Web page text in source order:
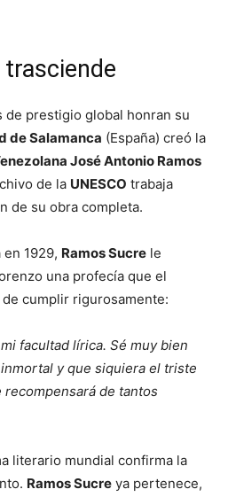
trasciende
de prestigio global honran su
de Salamanca (España) creó la
José Antonio Ramos
de la UNESCO trabaja
de su obra completa.
1929, Ramos Sucre le
una profecía que el
cumplir rigurosamente:
facultad lírica. Sé muy bien
y que siquiera el triste
de tantos
literario mundial confirma la
Ramos Sucre ya pertenece,